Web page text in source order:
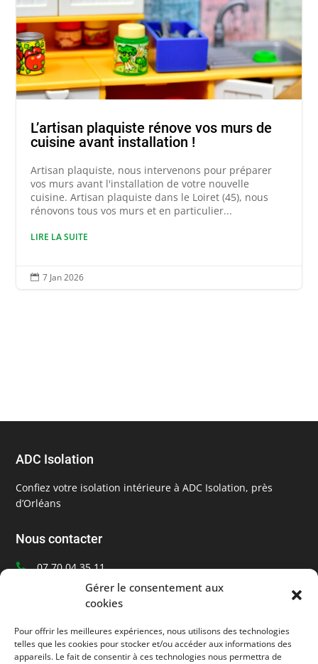
Gérer le consentement aux
cookies
Pour offrir les meilleures expériences, nous utilisons des technologies
telles que les cookies pour stocker et/ou accéder aux informations des
appareils. Le fait de consentir à ces technologies nous permettra de
L’artisan plaquiste rénove vos murs de
cuisine avant installation !
Artisan plaquiste, nous intervenons pour préparer
vos murs avant l'installation de votre nouvelle
cuisine. Artisan plaquiste dans le Loiret (45), nous
rénovons tous vos murs et en particulier...
LIRE LA SUITE
 7 Jan 2026
ADC Isolation
Confiez votre isolation intérieure à ADC Isolation, près
d’Orléans
Nous contacter
 07 70 04 35 11
Ecrivez-nous
Orléans, Loiret (45)
Informations